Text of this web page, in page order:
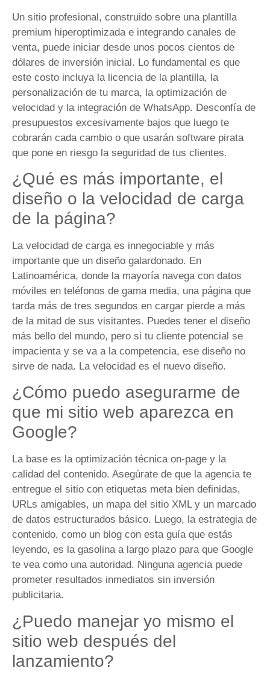
Un sitio profesional, construido sobre una plantilla
premium hiperoptimizada e integrando canales de
venta, puede iniciar desde unos pocos cientos de
dólares de inversión inicial. Lo fundamental es que
este costo incluya la licencia de la plantilla, la
personalización de tu marca, la optimización de
velocidad y la integración de WhatsApp. Desconfía de
presupuestos excesivamente bajos que luego te
cobrarán cada cambio o que usarán software pirata
que pone en riesgo la seguridad de tus clientes.
¿Qué es más importante, el
diseño o la velocidad de carga
de la página?
La velocidad de carga es innegociable y más
importante que un diseño galardonado. En
Latinoamérica, donde la mayoría navega con datos
móviles en teléfonos de gama media, una página que
tarda más de tres segundos en cargar pierde a más
de la mitad de sus visitantes. Puedes tener el diseño
más bello del mundo, pero si tu cliente potencial se
impacienta y se va a la competencia, ese diseño no
sirve de nada. La velocidad es el nuevo diseño.
¿Cómo puedo asegurarme de
que mi sitio web aparezca en
Google?
La base es la optimización técnica on-page y la
calidad del contenido. Asegúrate de que la agencia te
entregue el sitio con etiquetas meta bien definidas,
URLs amigables, un mapa del sitio XML y un marcado
de datos estructurados básico. Luego, la estrategia de
contenido, como un blog con esta guía que estás
leyendo, es la gasolina a largo plazo para que Google
te vea como una autoridad. Ninguna agencia puede
prometer resultados inmediatos sin inversión
publicitaria.
¿Puedo manejar yo mismo el
sitio web después del
lanzamiento?